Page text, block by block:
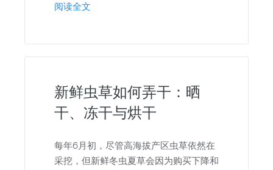
阅读全文
新鲜虫草如何弄干：晒
干、冻干与烘干
每年6月初，尽管高海拔产区虫草依然在
采挖，但新鲜冬虫夏草会因为购买下降和